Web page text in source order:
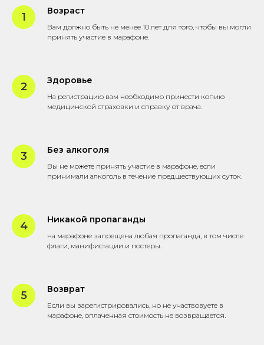
Возраст
Вам должно быть не менее 10 лет для того, чтобы вы могли
принять участие в марафоне.
Здоровье
На регистрацию вам необходимо принести копию
медицинской страховки и справку от врача.
Без алкоголя
Вы не можете принять участие в марафоне, если
принимали алкоголь в течение предшествующих суток.
Никакой пропаганды
на марафоне запрещена любая пропаганда, в том числе
флаги, манифистации и постеры.
Возврат
Если вы зарегистрировались, но не участвовуете в
марафоне, оплаченная стоимость не возвращается.